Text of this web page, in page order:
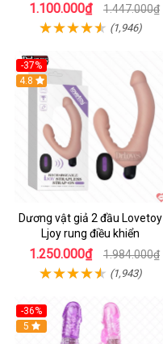
1.100.000₫ 1.447.000₫
(1,946)
-37%
Hot
4.8
Dương vật giả 2 đầu Lovetoy
Ljoy rung điều khiển
1.250.000₫ 1.984.000₫
(1,943)
-36%
Hot
5